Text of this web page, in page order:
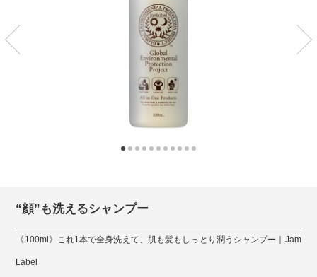
“顔”も洗えるシャンプー
《100ml》これ1本で全身洗えて、肌も髪もしっとり潤うシャンプー｜Jam
Label